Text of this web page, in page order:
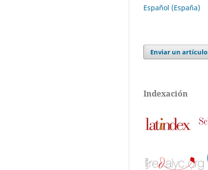
Español (España)
Enviar un artículo
Indexación